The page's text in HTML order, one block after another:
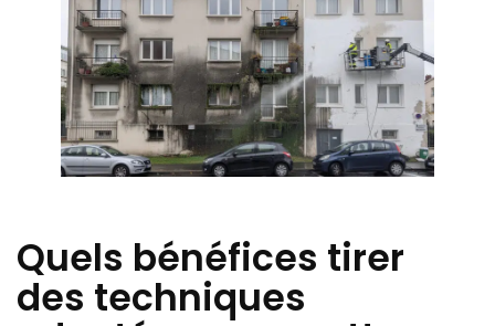
Quels bénéfices tirer
des techniques